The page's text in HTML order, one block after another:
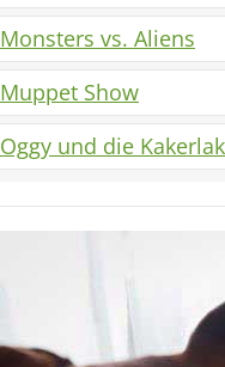
Monsters vs. Aliens
Muppet Show
Oggy und die